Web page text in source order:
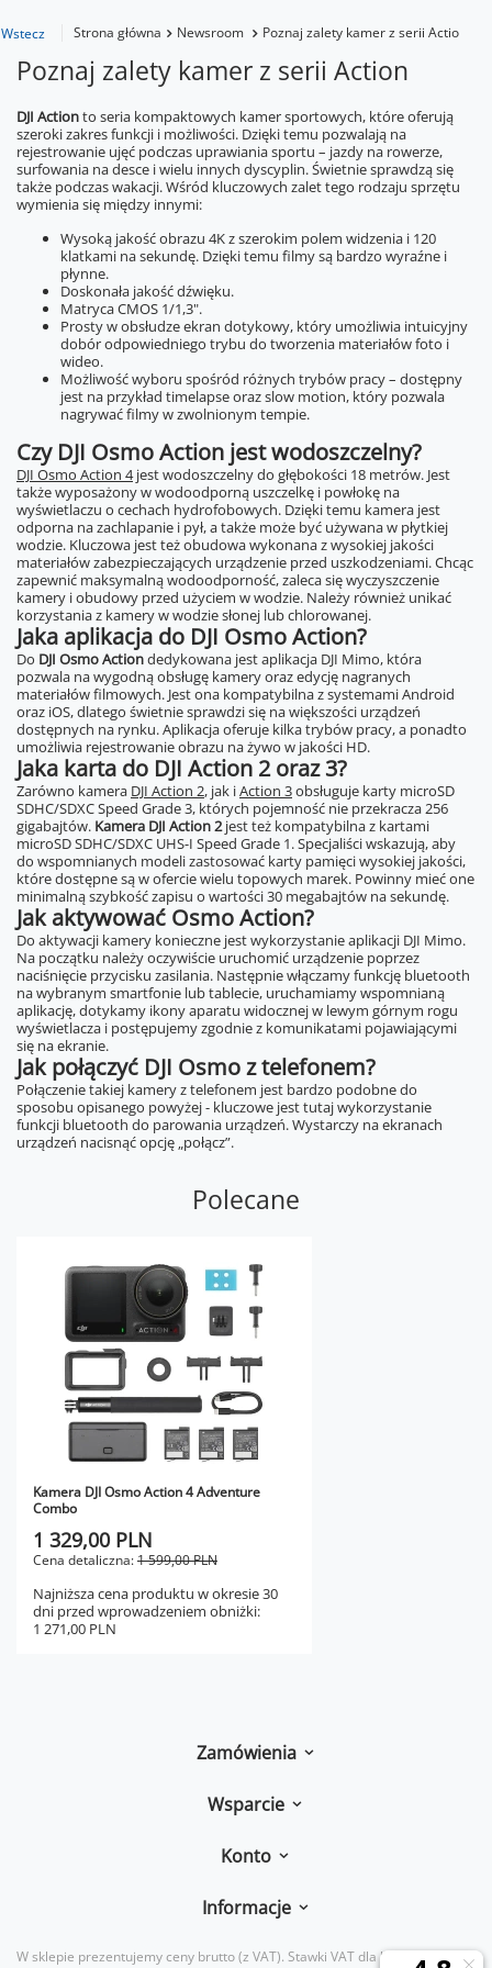
Wstecz Strona główna Newsroom Poznaj zalety kamer z serii Action
Poznaj zalety kamer z serii Action
DJI Actionto seria kompaktowych kamer sportowych, które oferują
szeroki zakres funkcji i możliwości. Dzięki temu pozwalają na
rejestrowanie ujęć podczas uprawiania sportu – jazdy na rowerze,
surfowania na desce i wielu innych dyscyplin. Świetnie sprawdzą się
także podczas wakacji. Wśród kluczowych zalet tego rodzaju sprzętu
wymienia się między innymi:
Wysoką jakość obrazu 4K z szerokim polem widzenia i 120
klatkami na sekundę. Dzięki temu filmy są bardzo wyraźne i
płynne.
Doskonała jakość dźwięku.
Matryca CMOS 1/1,3".
Prosty w obsłudze ekran dotykowy, który umożliwia intuicyjny
dobór odpowiedniego trybu do tworzenia materiałów foto i
wideo.
Możliwość wyboru spośród różnych trybów pracy – dostępny
jest na przykład timelapse oraz slow motion, który pozwala
nagrywać filmy w zwolnionym tempie.
Czy DJI Osmo Action jest wodoszczelny?
DJI Osmo Action 4jest wodoszczelny do głębokości 18 metrów. Jest
także wyposażony w wodoodporną uszczelkę i powłokę na
wyświetlaczu o cechach hydrofobowych. Dzięki temu kamera jest
odporna na zachlapanie i pył, a także może być używana w płytkiej
wodzie. Kluczowa jest też obudowa wykonana z wysokiej jakości
materiałów zabezpieczających urządzenie przed uszkodzeniami. Chcąc
zapewnić maksymalną wodoodporność, zaleca się wyczyszczenie
kamery i obudowy przed użyciem w wodzie. Należy również unikać
korzystania z kamery w wodzie słonej lub chlorowanej.
Jaka aplikacja do DJI Osmo Action?
Do DJI Osmo Actiondedykowana jest aplikacja DJI Mimo, która
pozwala na wygodną obsługę kamery oraz edycję nagranych
materiałów filmowych. Jest ona kompatybilna z systemami Android
oraz iOS, dlatego świetnie sprawdzi się na większości urządzeń
dostępnych na rynku. Aplikacja oferuje kilka trybów pracy, a ponadto
umożliwia rejestrowanie obrazu na żywo w jakości HD.
Jaka karta do DJI Action 2 oraz 3?
Zarówno kamera DJI Action 2, jak iAction 3obsługuje karty microSD
SDHC/SDXC Speed Grade 3, których pojemność nie przekracza 256
gigabajtów. Kamera DJI Action 2jest też kompatybilna z kartami
microSD SDHC/SDXC UHS-I Speed Grade 1. Specjaliści wskazują, aby
do wspomnianych modeli zastosować karty pamięci wysokiej jakości,
które dostępne są w ofercie wielu topowych marek. Powinny mieć one
minimalną szybkość zapisu o wartości 30 megabajtów na sekundę.
Jak aktywować Osmo Action?
Do aktywacji kamery konieczne jest wykorzystanie aplikacji DJI Mimo.
Na początku należy oczywiście uruchomić urządzenie poprzez
naciśnięcie przycisku zasilania. Następnie włączamy funkcję bluetooth
na wybranym smartfonie lub tablecie, uruchamiamy wspomnianą
aplikację, dotykamy ikony aparatu widocznej w lewym górnym rogu
wyświetlacza i postępujemy zgodnie z komunikatami pojawiającymi
się na ekranie.
Jak połączyć DJI Osmo z telefonem?
Połączenie takiej kamery z telefonem jest bardzo podobne do
sposobu opisanego powyżej - kluczowe jest tutaj wykorzystanie
funkcji bluetooth do parowania urządzeń. Wystarczy na ekranach
urządzeń nacisnąć opcję „połącz”.
Polecane
Kamera DJI Osmo Action 4 Adventure
Combo
Cena detaliczna:1 599,00 PLN
1 329,00 PLN
Najniższa cena produktu w okresie 30
dni przed wprowadzeniem obniżki:
1 271,00 PLN
Zamówienia
Wsparcie
Konto
Informacje
W sklepie prezentujemy ceny brutto (z VAT). Stawki VAT dla konsumentów z